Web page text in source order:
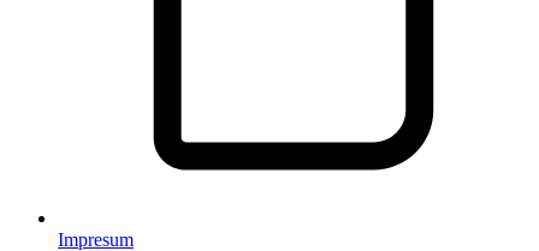
Impresum